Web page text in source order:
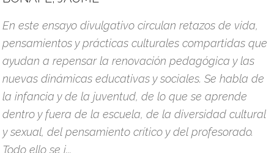
En este ensayo divulgativo circulan retazos de vida,
pensamientos y prácticas culturales compartidas que
ayudan a repensar la renovación pedagógica y las
nuevas dinámicas educativas y sociales. Se habla de
la infancia y de la juventud, de lo que se aprende
dentro y fuera de la escuela, de la diversidad cultural
y sexual, del pensamiento crítico y del profesorado.
Todo ello se i...